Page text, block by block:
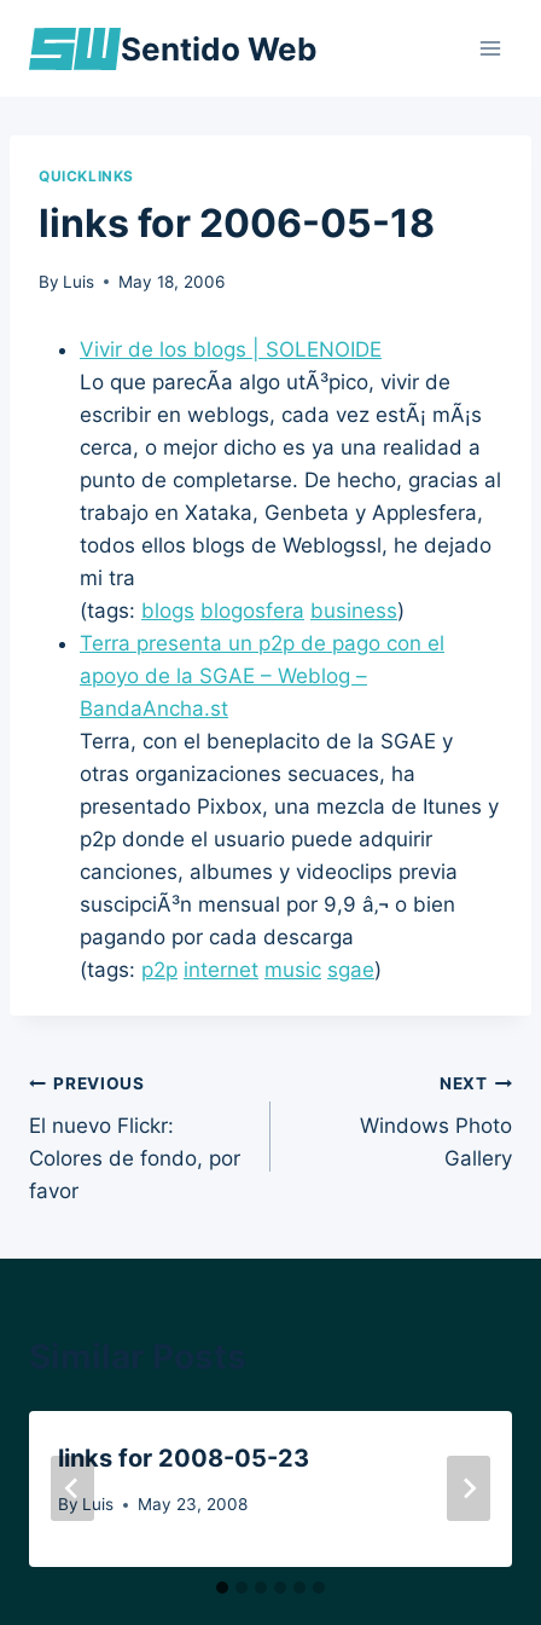
Sentido Web
QUICKLINKS
links for 2006-05-18
By Luis May 18, 2006
Vivir de los blogs | SOLENOIDE
Lo que parecÃ­a algo utÃ³pico, vivir de
escribir en weblogs, cada vez estÃ¡ mÃ¡s
cerca, o mejor dicho es ya una realidad a
punto de completarse. De hecho, gracias al
trabajo en Xataka, Genbeta y Applesfera,
todos ellos blogs de Weblogssl, he dejado
mi tra
(tags: blogs blogosfera business)
Terra presenta un p2p de pago con el
apoyo de la SGAE – Weblog –
BandaAncha.st
Terra, con el beneplacito de la SGAE y
otras organizaciones secuaces, ha
presentado Pixbox, una mezcla de Itunes y
p2p donde el usuario puede adquirir
canciones, albumes y videoclips previa
suscipciÃ³n mensual por 9,9 â‚¬ o bien
pagando por cada descarga
(tags: p2p internet music sgae)
Post
navigation
PREVIOUS
El nuevo Flickr:
Colores de fondo, por
favor
NEXT
Windows Photo
Gallery
links for 2008-05-23
By Luis May 23, 2008